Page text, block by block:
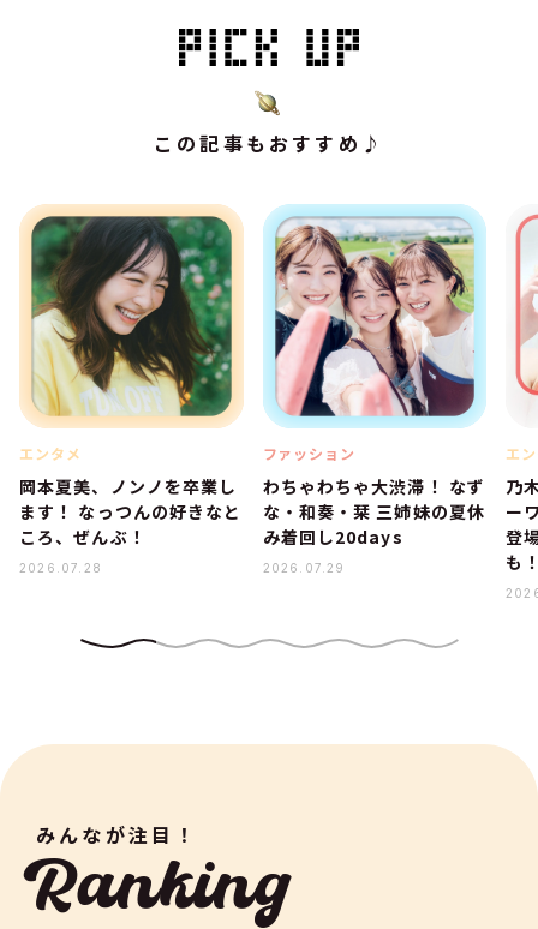
この記事もおすすめ♪
エンタメ
岡本夏美、ノンノを卒業し
ます！ なっつんの好きなと
ころ、ぜんぶ！
2026.07.28
ファッション
わちゃわちゃ大渋滞！ なず
な・和奏・栞 三姉妹の夏休
み着回し20days
2026.07.29
エ
乃
ー
登
も
みんなが注目！
Ranking